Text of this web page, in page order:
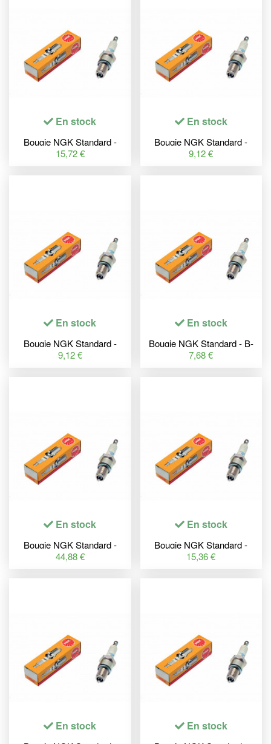
En stock
Bougie NGK Standard -
BKR7EKC-N
15,72 €
En stock
Bougie NGK Standard -
BPR8HS
9,12 €
En stock
Bougie NGK Standard -
DR7ES
9,12 €
En stock
Bougie NGK Standard - B-
6L
7,68 €
En stock
Bougie NGK Standard -
MAR9A-6J
44,88 €
En stock
Bougie NGK Standard -
JR8C
15,36 €
En stock En stock